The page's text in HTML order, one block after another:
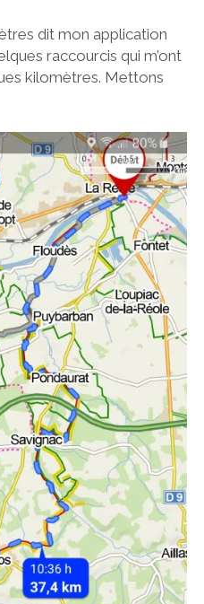
dit mon application
raccourcis qui m’ont
kilomètres. Mettons